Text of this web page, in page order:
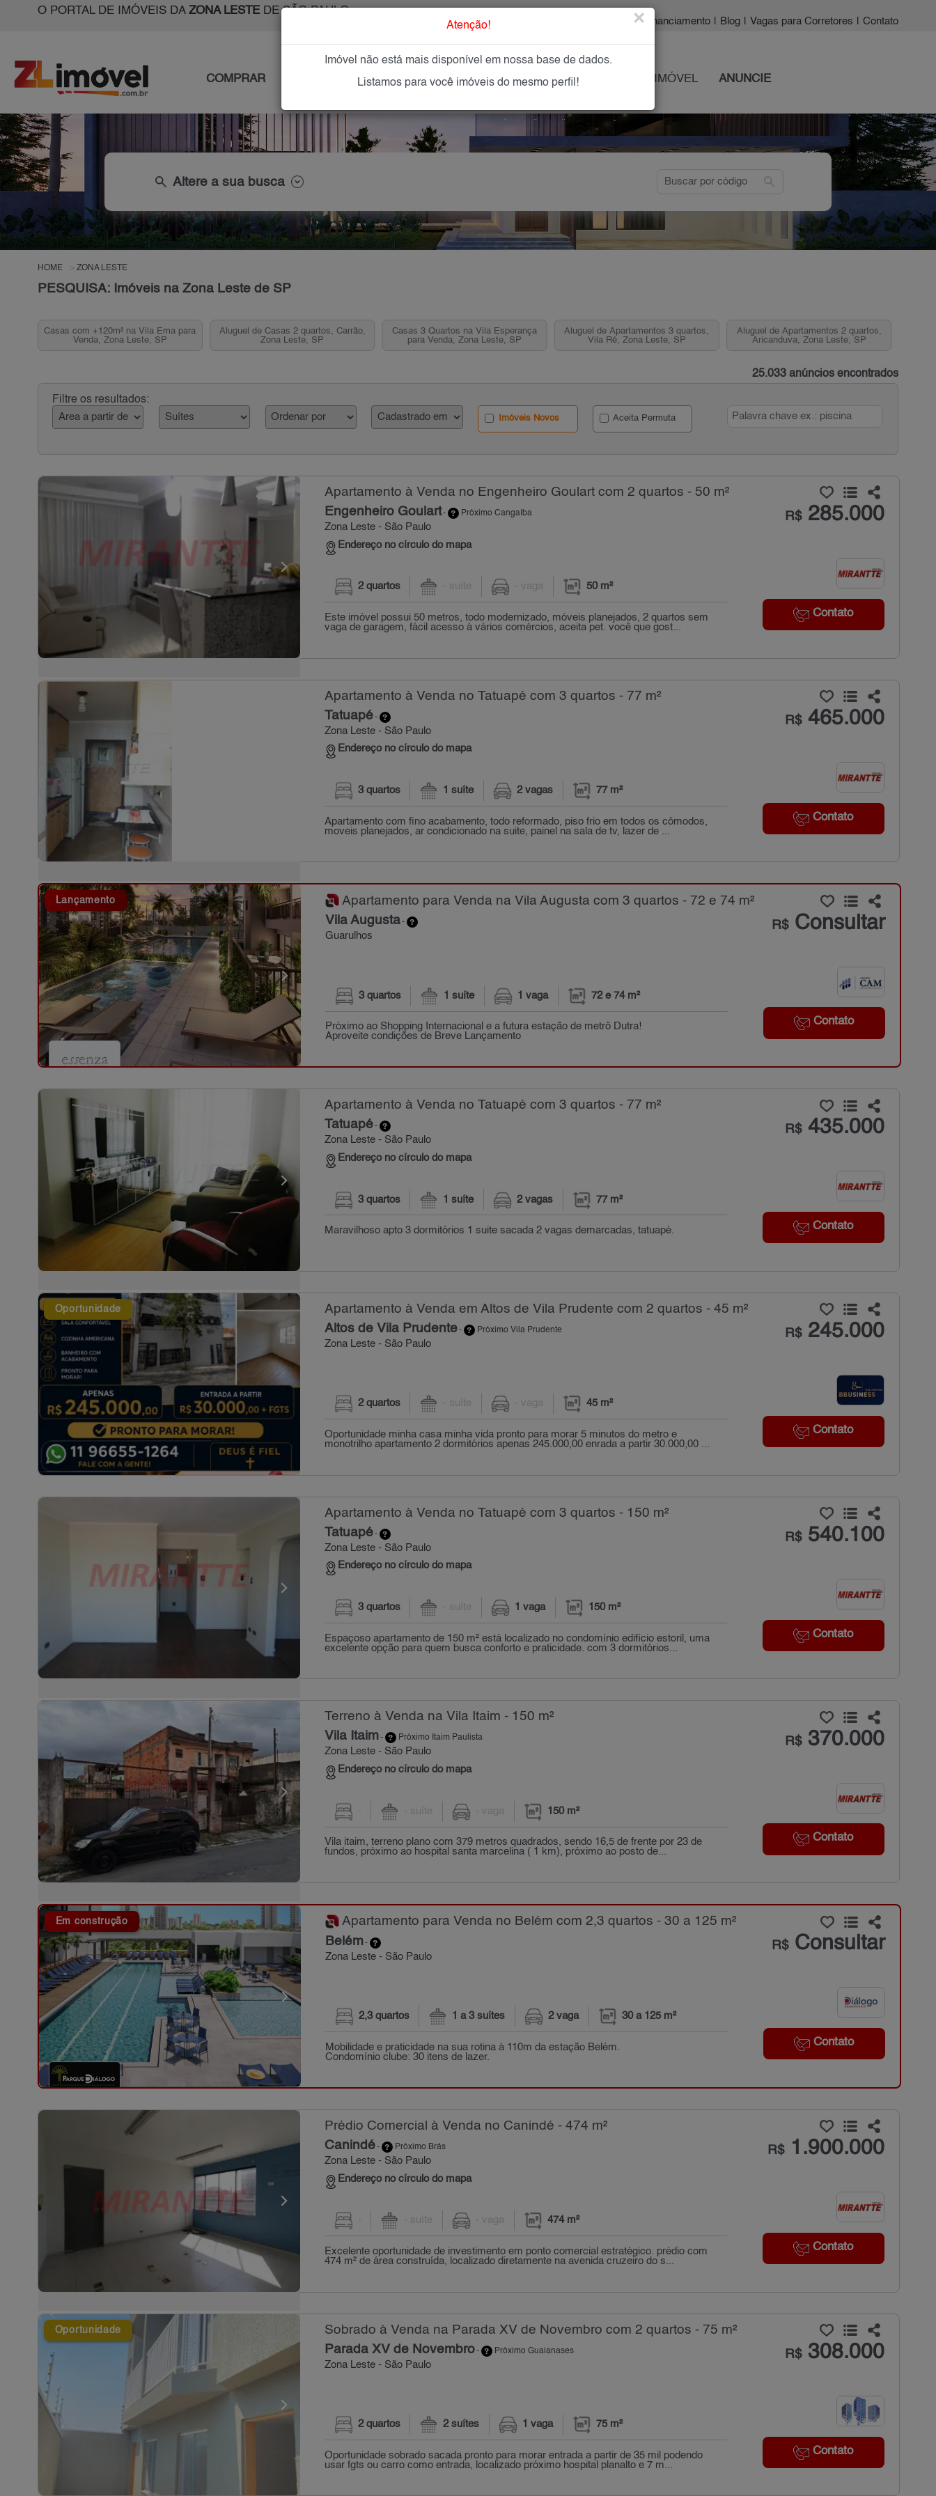
O PORTAL DE IMÓVEIS DA ZONA LESTEDE SÃO PAULO
| Financiamento Blog Vagas para Corretores Contato
COMPRAR IMÓVEIS NOVOS IMOBILIÁRIAS OFEREÇA SEU IMÓVEL ANUNCIE
search Altere a sua busca search
HOME ZONA LESTE
PESQUISA: Imóveis na Zona Leste de SP
Casas com +120m² na Vila Ema para
Venda, Zona Leste, SP
Aluguel de Casas 2 quartos, Carrão,
Zona Leste, SP
Casas 3 Quartos na Vila Esperança
para Venda, Zona Leste, SP
Aluguel de Apartamentos 3 quartos,
Vila Ré, Zona Leste, SP
Aluguel de Apartamentos 2 quartos,
Aricanduva, Zona Leste, SP
25.033 anúncios encontrados
Filtre os resultados:
Imóveis Novos Aceita Permuta
Apartamento à Venda no Engenheiro Goulart com 2 quartos - 50 m²
Engenheiro Goulart- Próximo Cangaíba
Zona Leste - São Paulo
Endereço no círculo do mapa
R$285.000
Contato
2 quartos - suíte - vaga 50 m²
Este imóvel possui 50 metros, todo modernizado, móveis planejados, 2 quartos sem
vaga de garagem, fácil acesso à vários comércios, aceita pet. você que gost...
Apartamento à Venda no Tatuapé com 3 quartos - 77 m²
Tatuapé-
Zona Leste - São Paulo
Endereço no círculo do mapa
R$465.000
Contato
3 quartos 1 suíte 2 vagas 77 m²
Apartamento com fino acabamento, todo reformado, piso frio em todos os cômodos,
moveis planejados, ar condicionado na suite, painel na sala de tv, lazer de ...
Lançamento Apartamento para Venda na Vila Augusta com 3 quartos - 72 e 74 m²
Vila Augusta-
Guarulhos
R$Consultar
Contato
3 quartos 1 suíte 1 vaga 72 e 74 m²
Próximo ao Shopping Internacional e a futura estação de metrô Dutra!
Aproveite condições de Breve Lançamento
Apartamento à Venda no Tatuapé com 3 quartos - 77 m²
Tatuapé-
Zona Leste - São Paulo
Endereço no círculo do mapa
R$435.000
Contato
3 quartos 1 suíte 2 vagas 77 m²
Maravilhoso apto 3 dormitórios 1 suite sacada 2 vagas demarcadas, tatuapé.
Oportunidade Apartamento à Venda em Altos de Vila Prudente com 2 quartos - 45 m²
Altos de Vila Prudente- Próximo Vila Prudente
Zona Leste - São Paulo
R$245.000
Contato
2 quartos - suíte - vaga 45 m²
Oportunidade minha casa minha vida pronto para morar 5 minutos do metro e
monotrilho apartamento 2 dormitórios apenas 245.000,00 enrada a partir 30.000,00 ...
Apartamento à Venda no Tatuapé com 3 quartos - 150 m²
Tatuapé-
Zona Leste - São Paulo
Endereço no círculo do mapa
R$540.100
Contato
3 quartos - suíte 1 vaga 150 m²
Espaçoso apartamento de 150 m² está localizado no condomínio edifício estoril, uma
excelente opção para quem busca conforto e praticidade. com 3 dormitórios...
Terreno à Venda na Vila Itaim - 150 m²
Vila Itaim- Próximo Itaim Paulista
Zona Leste - São Paulo
Endereço no círculo do mapa
R$370.000
Contato
- - suíte - vaga 150 m²
Vila itaim, terreno plano com 379 metros quadrados, sendo 16,5 de frente por 23 de
fundos, próximo ao hospital santa marcelina ( 1 km), próximo ao posto de...
Em construção Apartamento para Venda no Belém com 2,3 quartos - 30 a 125 m²
Belém-
Zona Leste - São Paulo
R$Consultar
Contato
2,3 quartos 1 a 3 suítes 2 vaga 30 a 125 m²
Mobilidade e praticidade na sua rotina à 110m da estação Belém.
Condomínio clube: 30 itens de lazer.
Prédio Comercial à Venda no Canindé - 474 m²
Canindé- Próximo Brás
Zona Leste - São Paulo
Endereço no círculo do mapa
R$1.900.000
Contato
- - suíte - vaga 474 m²
Excelente oportunidade de investimento em ponto comercial estratégico. prédio com
474 m² de área construída, localizado diretamente na avenida cruzeiro do s...
Oportunidade Sobrado à Venda na Parada XV de Novembro com 2 quartos - 75 m²
Parada XV de Novembro- Próximo Guaianases
Zona Leste - São Paulo
R$308.000
Contato
2 quartos 2 suítes 1 vaga 75 m²
Oportunidade sobrado sacada pronto para morar entrada a partir de 35 mil podendo
usar fgts ou carro como entrada, localizado próximo hospital planalto e 7 m...
Atenção! ×
Imóvel não está mais disponível em nossa base de dados.
Listamos para você imóveis do mesmo perfil!